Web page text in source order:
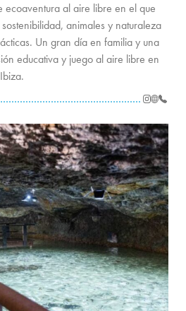
ecoaventura al aire libre en el que
animales y naturaleza
Un gran día en familia y una
educativa y juego al aire libre en